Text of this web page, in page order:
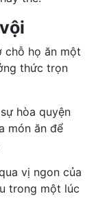
chỗ họ ăn một
thức trọn
hòa quyện
món ăn để
vị ngon của
trong một lúc